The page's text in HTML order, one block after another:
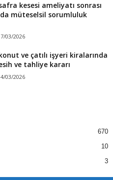
kesesi ameliyatı sonrası
müteselsil sorumluluk
03/2026
ve çatılı işyeri kiralarında
ve tahliye kararı
03/2026
670
10
3